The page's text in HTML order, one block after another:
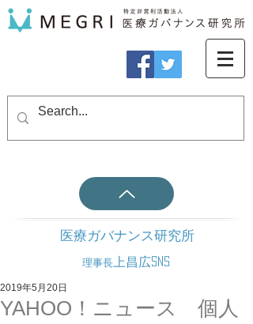
医療ガバナンス研究所
理事長 上昌広SNS
YAHOO！ニュース 個人
2019年5月20日